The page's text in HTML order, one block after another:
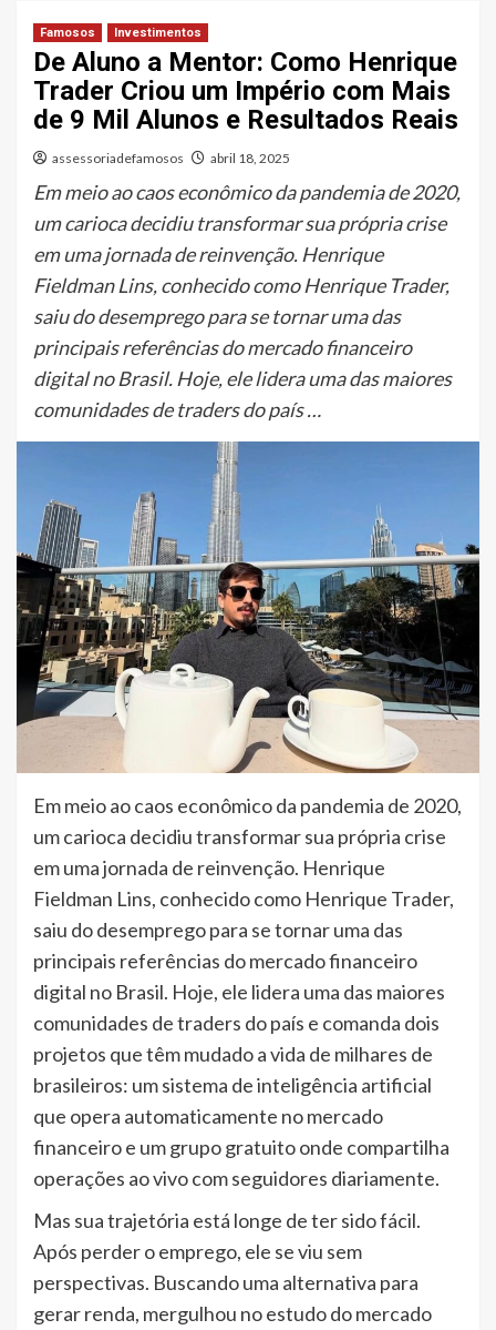
Famosos Investimentos
De Aluno a Mentor: Como Henrique
Trader Criou um Império com Mais
de 9 Mil Alunos e Resultados Reais
assessoriadefamosos abril 18, 2025
Em meio ao caos econômico da pandemia de 2020,
um carioca decidiu transformar sua própria crise
em uma jornada de reinvenção. Henrique
Fieldman Lins, conhecido como Henrique Trader,
saiu do desemprego para se tornar uma das
principais referências do mercado financeiro
digital no Brasil. Hoje, ele lidera uma das maiores
comunidades de traders do país …
Em meio ao caos econômico da pandemia de 2020,
um carioca decidiu transformar sua própria crise
em uma jornada de reinvenção. Henrique
Fieldman Lins, conhecido como Henrique Trader,
saiu do desemprego para se tornar uma das
principais referências do mercado financeiro
digital no Brasil. Hoje, ele lidera uma das maiores
comunidades de traders do país e comanda dois
projetos que têm mudado a vida de milhares de
brasileiros: um sistema de inteligência artificial
que opera automaticamente no mercado
financeiro e um grupo gratuito onde compartilha
operações ao vivo com seguidores diariamente.
Mas sua trajetória está longe de ter sido fácil.
Após perder o emprego, ele se viu sem
perspectivas. Buscando uma alternativa para
gerar renda, mergulhou no estudo do mercado